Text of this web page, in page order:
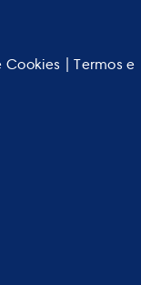
Cookies |Termos e